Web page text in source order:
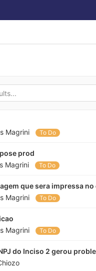
Magrini To Do
prod
Magrini To Do
que sera impressa
Magrini To Do
Magrini To Do
do Inciso 2 gerou